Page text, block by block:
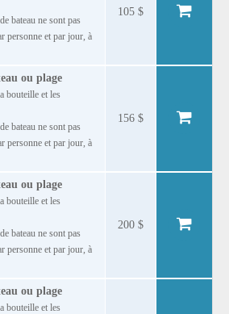
bateau ne sont pas
personne et par jour, à
105 $
ou plage
bouteille et les
bateau ne sont pas
personne et par jour, à
156 $
ou plage
bouteille et les
bateau ne sont pas
personne et par jour, à
200 $
ou plage
bouteille et les